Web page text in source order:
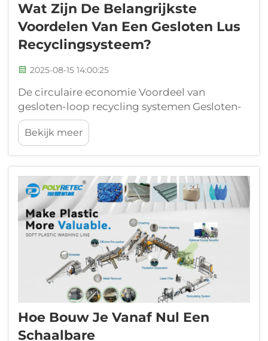
Wat Zijn De Belangrijkste
Voordelen Van Een Gesloten Lus
Recyclingsysteem?
2025-08-15 14:00:25
De circulaire economie Voordeel van
gesloten-loop recycling systemen Gesloten-
loop recycling systemen vertegenwoordigen
een transformatieve aanpak van het beheer
van hulpbronnen die materialen in een
tegenstelling tot traditionele lineaire
modellen waar p...
Bekijk meer
Hoe Bouw Je Vanaf Nul Een
Schaalbare